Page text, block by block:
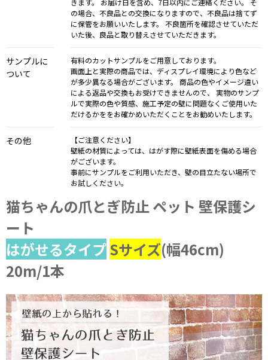
の場合、不良品との交換になりますので、不良品は捨てず
に保管をお願いいたします。 不良箇所を確認させていただ
いた後、良品と取り替えさせていただきます。
サンプルに
ついて
有料のカットサンプルをご用意しております。
画面上と実際の商品では、ディスプレイ環境により色など
が多少異なる場合がございます。 商品の色やイメージ違い
による返品や交換もお受けできませんので、 実物のサンプ
ルで実際の色や質感、施工予定の壁に問題なくご使用いた
だけるかををお確かめいただくことをお勧めいたします。
その他
【ご注意ください】
壁紙の材質によっては、はがす際に壁紙表面を傷める場合
がございます。
事前にサンプルをご利用いただき、壁の目立たない場所で
お試しください。
猫ちゃんの爪とぎ防止 ペット 壁保護シ
ート
はがせるタイプSサイズ(幅46cm)
20m/1本